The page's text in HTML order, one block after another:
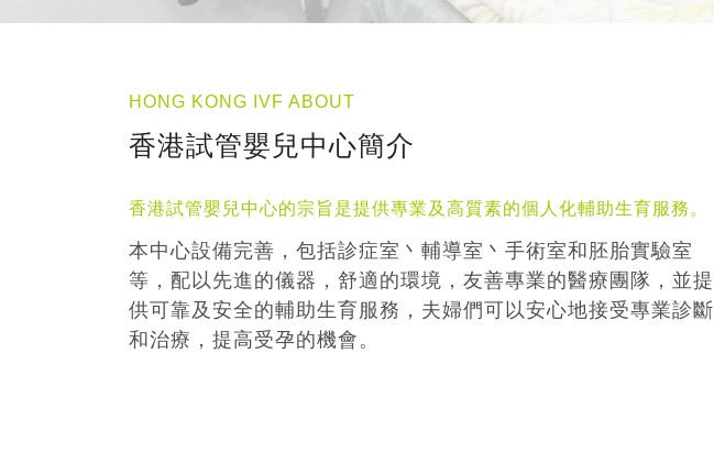
HONG KONG IVF ABOUT
香港試管嬰兒中心簡介
香港試管嬰兒中心的宗旨是提供專業及高質素的個人化輔助生育服務。
本中心設備完善，包括診症室丶輔導室丶手術室和胚胎實驗室
等，配以先進的儀器，舒適的環境，友善專業的醫療團隊，並提
供可靠及安全的輔助生育服務，夫婦們可以安心地接受專業診斷
和治療，提高受孕的機會。